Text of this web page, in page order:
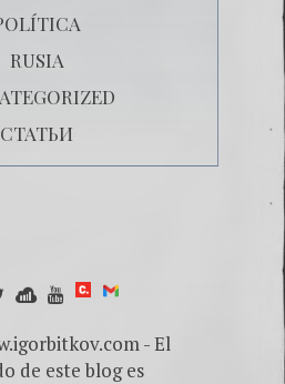
RUSIA
СТАТЬИ
- El
de este blog es